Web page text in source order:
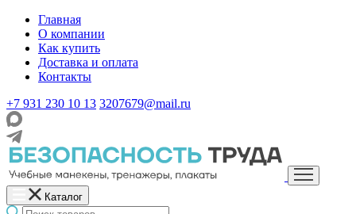
Главная
О компании
Как купить
Доставка и оплата
Контакты
+7 931 230 10 13 3207679@mail.ru
Каталог